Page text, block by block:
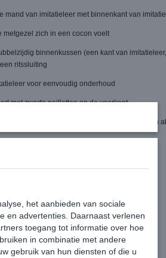
mand van imitatieleer met binnenkant van
metgezel zich in een cocon voelt
binnenkussen (een kant van
ritssluiting
voor eenvoudig onderhoud
met zwarte pailletten op de voorkant
inbegrepen, je metgezel kan het gebruiken
het aanbieden van sociale
en advertenties. Daarnaast verlenen
toegang tot informatie over hoe
in combinatie met andere
gebruik van hun diensten of die u